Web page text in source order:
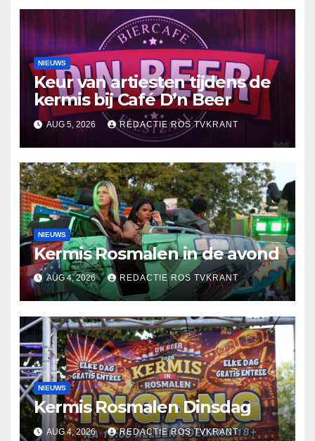
NIEUWS
Keur van artiesten tijdens de
kermis bij Café D’n Beer
AUG 5, 2026 REDACTIE ROS TVKRANT
NIEUWS
Kermis Rosmalen in de avond
AUG 4, 2026 REDACTIE ROS TVKRANT
NIEUWS
Kermis Rosmalen Dinsdag
AUG 4, 2026 REDACTIE ROS TVKRANT